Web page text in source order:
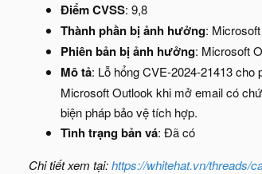
Điểm CVSS: 9,8
Thành phần bị ảnh hưởng:
Phiên bản bị ảnh hưởng: Microsoft
Mô tả: Lỗ hổng CVE-2024-21413
Microsoft Outlook khi mở email có
biện pháp bảo vệ tích hợp.
Tình trạng bản vá: Đã có
Chi tiết xem tại:https://whitehat.vn/threads/